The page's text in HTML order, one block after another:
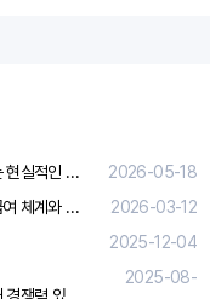
미용사 면허증 취득 후 취업까지 준비하는 현실적인 방법
2026-05-18
마사지구인구직 시 반드시 살펴봐야 할 급여 체계와 합리적 보상 가이드
2026-03-12
2025-12-04
마사지구인구직, 다른 직업과 비교했을 때 경쟁력 있을까?
2025-08-